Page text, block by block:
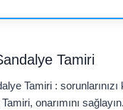
Tamiri
Tamiri :
onarımını